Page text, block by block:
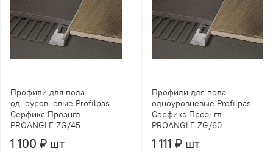
Профили для пола
одноуровневые Profilpas
Серфикс Проэнгл
PROANGLE ZG/45
1 100 ₽ шт
Профили для пола
одноуровневые Profilpas
Серфикс Проэнгл
PROANGLE ZG/60
1 111 ₽ шт